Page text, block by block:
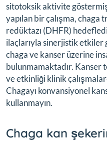
sitotoksik aktivite
yapılan bir çalışma,
redüktazı (DHFR)
ilaçlarıyla sinerjistik
chaga ve kanser üzerine
bulunmamaktadır. Kanser
ve etkinliği klinik
Chagayı konvansiyonel
kullanmayın.
Chaga kan